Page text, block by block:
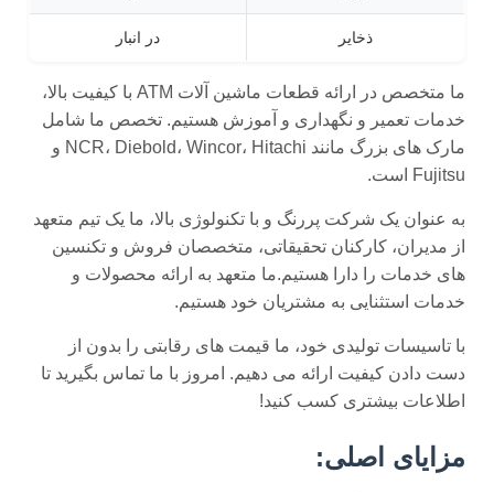
ذخایر در انبار
ما متخصص در ارائه قطعات ماشین آلات ATM با کیفیت بالا،
خدمات تعمیر و نگهداری و آموزش هستیم. تخصص ما شامل
مارک های بزرگ مانند NCR، Diebold، Wincor، Hitachi و
Fujitsu است.
به عنوان یک شرکت پررنگ و با تکنولوژی بالا، ما یک تیم متعهد
از مدیران، کارکنان تحقیقاتی، متخصصان فروش و تکنسین
های خدمات را دارا هستیم.ما متعهد به ارائه محصولات و
خدمات استثنایی به مشتریان خود هستیم.
با تاسیسات تولیدی خود، ما قیمت های رقابتی را بدون از
دست دادن کیفیت ارائه می دهیم. امروز با ما تماس بگیرید تا
اطلاعات بیشتری کسب کنید!
مزایای اصلی: